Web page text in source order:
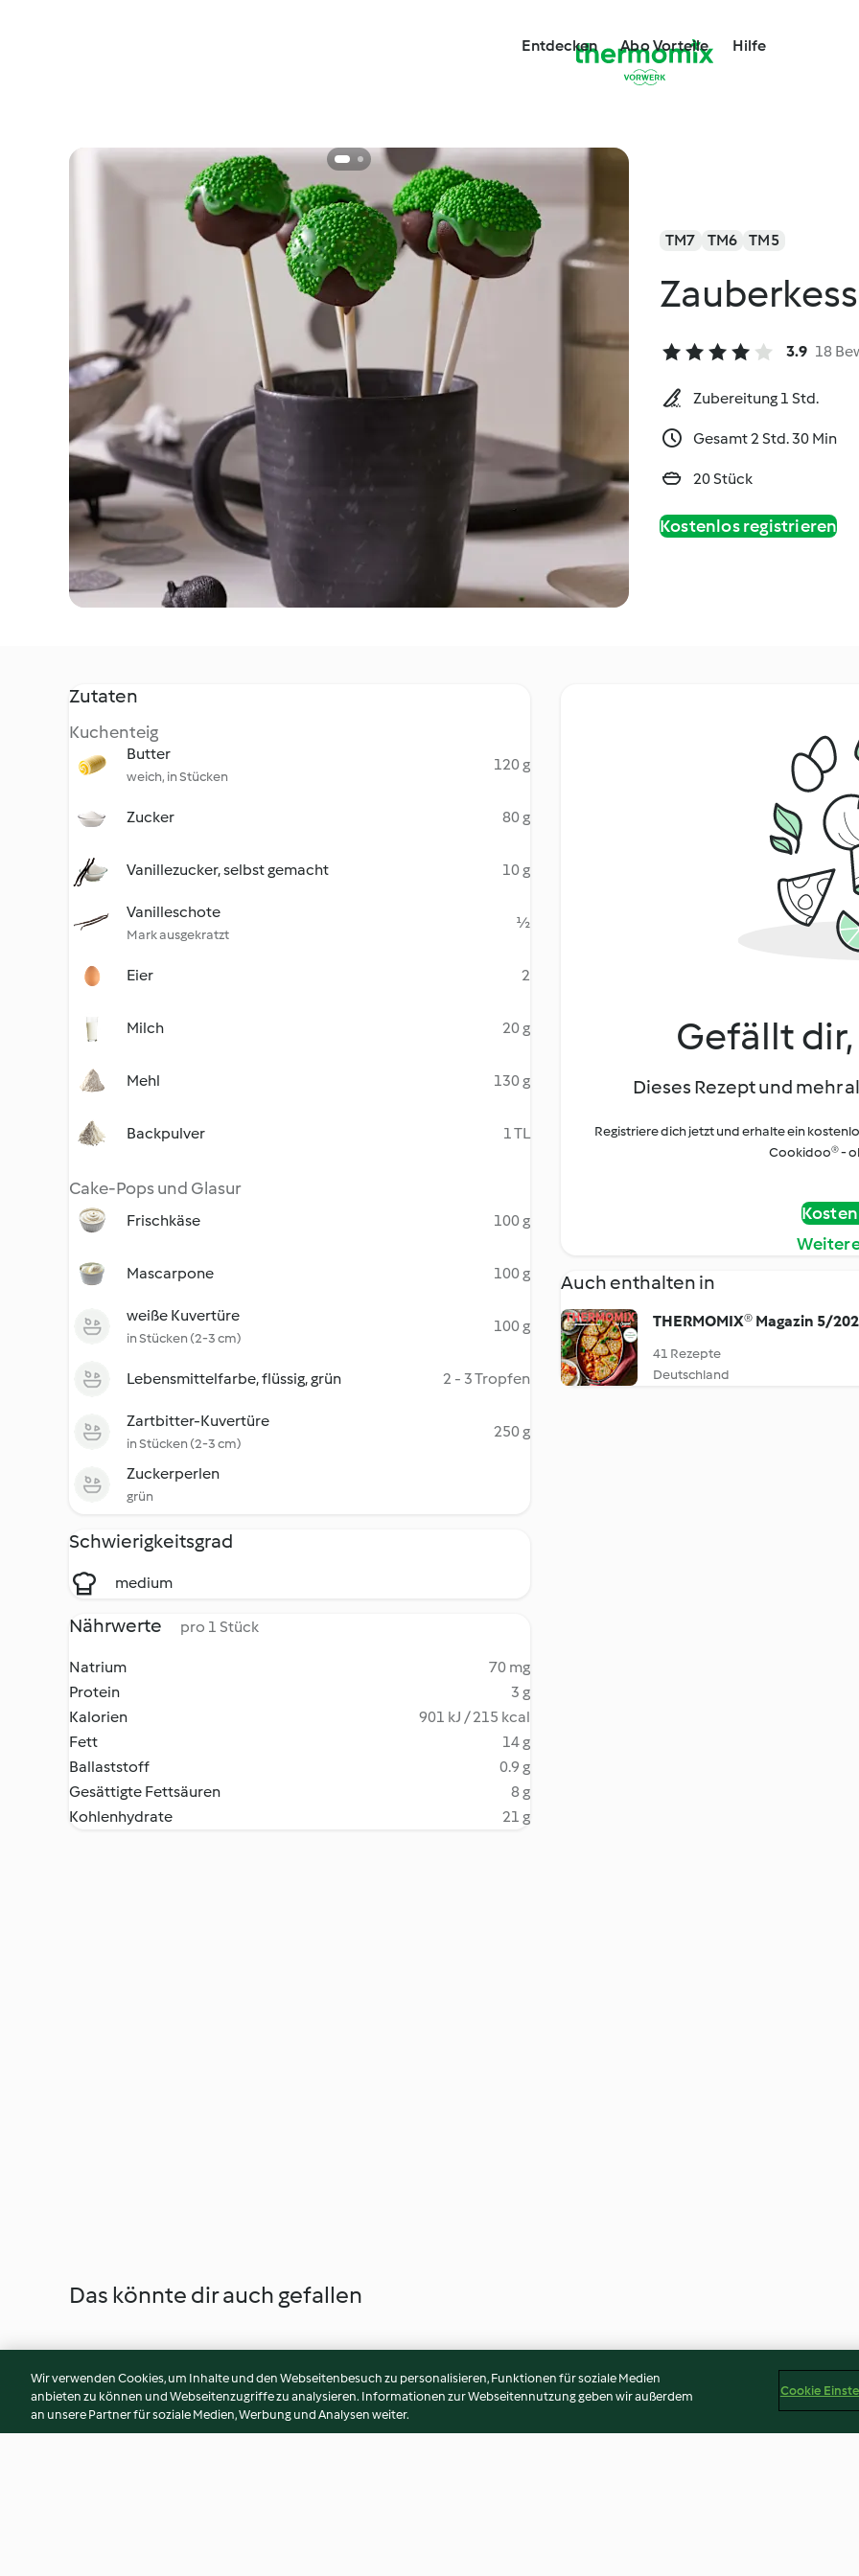
Entdecken Abo Vorteile Hilfe
TM7 TM6 TM5
3.9 18
Zubereitung 1 Std.
Gesamt 2 Std. 30 Min
20 Stück
Kostenlos registrieren
Zutaten
Kuchenteig
Butter
weich, in Stücken
120 g
Zucker 80 g
Vanillezucker, selbst gemacht 10 g
Vanilleschote
Mark ausgekratzt
½
Eier 2
Milch 20 g
Mehl 130 g
Backpulver 1 TL
Cake-Pops und Glasur
Frischkäse 100 g
Mascarpone 100 g
weiße Kuvertüre
in Stücken (2-3 cm)
100 g
Lebensmittelfarbe, flüssig, grün 2 - 3 Tropfen
Zartbitter-Kuvertüre
in Stücken (2-3 cm)
250 g
Zuckerperlen
grün
Schwierigkeitsgrad
medium
Nährwerte pro 1 Stück
Natrium
70 mg
Protein
3 g
Kalorien
901 kJ / 215 kcal
Fett
14 g
Ballaststoff
0.9 g
Gesättigte Fettsäuren
8 g
Kohlenhydrate
21 g
Gefällt
Dieses Rezept und mehr
Registriere dich jetzt und erhalte ein
Cookidoo® -
Auch enthalten in
THERMOMIX® Magazin 5/
41 Rezepte
Deutschland
Das könnte dir auch gefallen
Wir verwenden Cookies, um Inhalte und den Webseitenbesuch zu personalisieren, Funktionen für soziale Medien
anbieten zu können und Webseitenzugriffe zu analysieren. Informationen zur Webseitennutzung geben wir außerdem
an unsere Partner für soziale Medien, Werbung und Analysen weiter.
Cookie